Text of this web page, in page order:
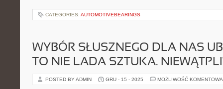
CATEGORIES: AUTOMOTIVEBEARINGS
WYBÓR SŁUSZNEGO DLA NAS
TO NIE LADA SZTUKA.
POSTED BY ADMIN GRU - 15 - 2025 MOŻLIWOŚĆ